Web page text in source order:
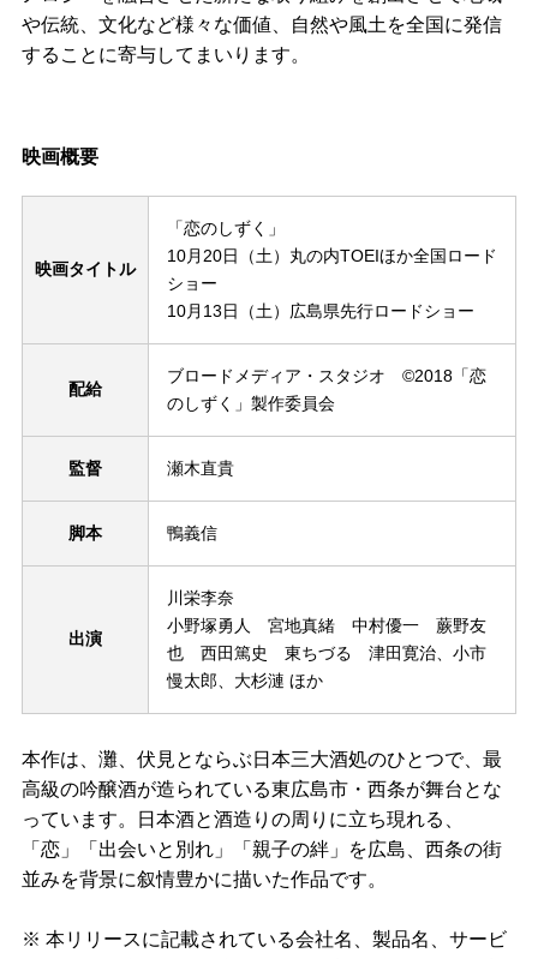
や伝統、文化など様々な価値、自然や風土を全国に発信
することに寄与してまいります。
映画概要
映画タイトル
「恋のしずく」
10月20日（土）丸の内TOEIほか全国ロード
ショー
10月13日（土）広島県先行ロードショー
配給
ブロードメディア・スタジオ ©2018「恋
のしずく」製作委員会
監督 瀬木直貴
脚本 鴨義信
出演
川栄李奈
小野塚勇人 宮地真緒 中村優一 蕨野友
也 西田篤史 東ちづる 津田寛治、小市
慢太郎、大杉漣 ほか
本作は、灘、伏見とならぶ日本三大酒処のひとつで、最
高級の吟醸酒が造られている東広島市・西条が舞台とな
っています。日本酒と酒造りの周りに立ち現れる、
「恋」「出会いと別れ」「親子の絆」を広島、西条の街
並みを背景に叙情豊かに描いた作品です。
※ 本リリースに記載されている会社名、製品名、サービ